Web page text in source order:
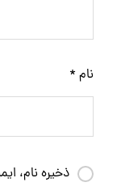
نام *
ذخیره نام،